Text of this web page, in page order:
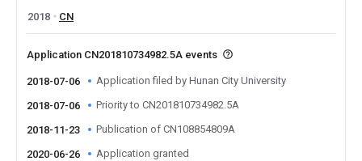
2018
CN
Application CN201810734982.5A events
2018-07-06 Application filed by Hunan City University
2018-07-06 Priority to CN201810734982.5A
2018-11-23 Publication of CN108854809A
2020-06-26 Application granted